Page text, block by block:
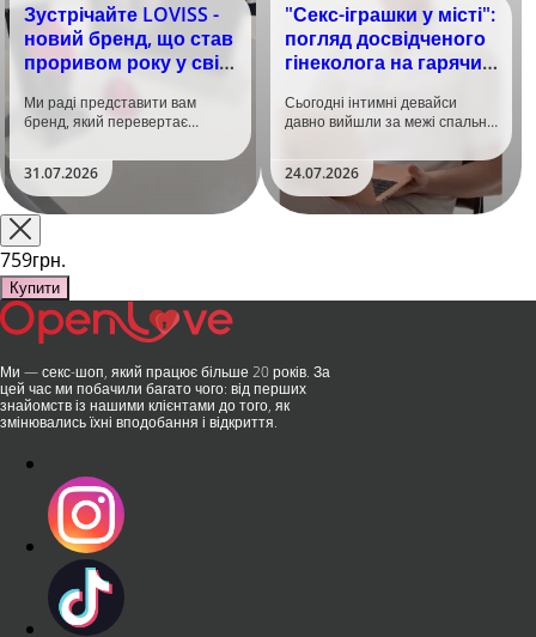
Зустрічайте LOVISS -
новий бренд, що став
проривом року у світі
Ми раді представити вам
бренд, який перевертає
та вже встиг стати сенсацією
на міжнародній виставці API
Shanghai-2026!​LOVISS - це
поєднання унікальної естетики
та бездога..
31.07.2026
"Секс-іграшки у місті":
погляд досвідченого
гінеколога на гарячий
Сьогодні інтимні девайси
давно вийшли за межі спальні.
безшумні моторчики та
стильний дизайн перетворили
їх на гаджет, який багато хто
використовує, тестує у
24.07.2026
759грн.
Купити
Ми — секс-шоп, який працює більше 20 років. За
цей час ми побачили багато чого: від перших
знайомств із нашими клієнтами до того, як
змінювались їхні вподобання і відкриття.